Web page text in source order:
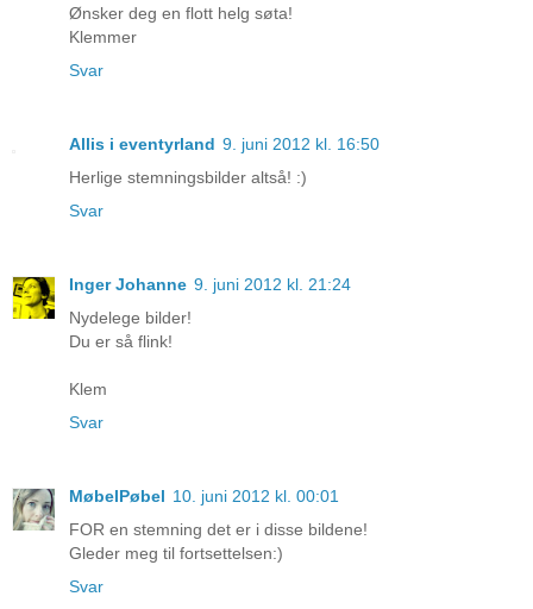
Ønsker deg en flott helg søta!
Klemmer
Svar
Allis i eventyrland 9. juni 2012 kl. 16:50
Herlige stemningsbilder altså! :)
Svar
Inger Johanne 9. juni 2012 kl. 21:24
Nydelege bilder!
Du er så flink!
Klem
Svar
MøbelPøbel 10. juni 2012 kl. 00:01
FOR en stemning det er i disse bildene!
Gleder meg til fortsettelsen:)
Svar